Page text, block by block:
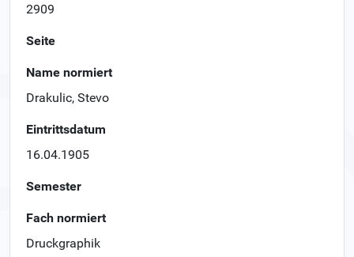
2909
Seite
Name normiert
Drakulic, Stevo
Eintrittsdatum
16.04.1905
Semester
Fach normiert
Druckgraphik